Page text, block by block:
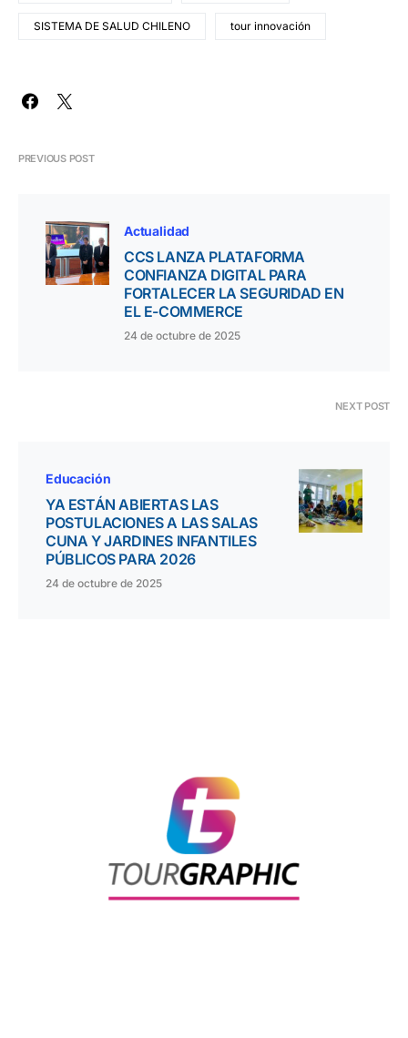
SISTEMA DE SALUD CHILENO tour innovación
PREVIOUS POST
Actualidad
CCS LANZA PLATAFORMA
CONFIANZA DIGITAL PARA
FORTALECER LA SEGURIDAD EN
EL E-COMMERCE
24 de octubre de 2025
NEXT POST
Educación
YA ESTÁN ABIERTAS LAS
POSTULACIONES A LAS SALAS
CUNA Y JARDINES INFANTILES
PÚBLICOS PARA 2026
24 de octubre de 2025